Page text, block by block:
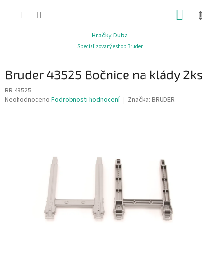
Hračky Duba
Specializovaný eshop Bruder
Bruder 43525 Bočnice na klády 2ks
BR 43525
Průměrné
Neohodnoceno Podrobnosti hodnocení Značka: BRUDER